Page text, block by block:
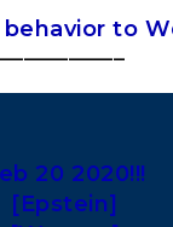
to
20 2020!!!
[Epstein]